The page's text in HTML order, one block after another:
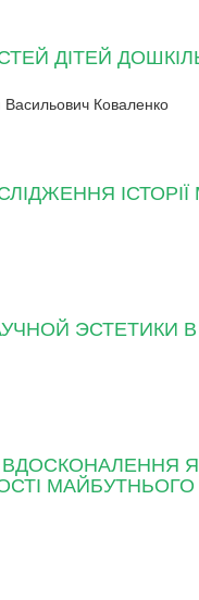
ДІТЕЙ
Коваленко
ІСТОРІЇ
ЭСТЕТИКИ